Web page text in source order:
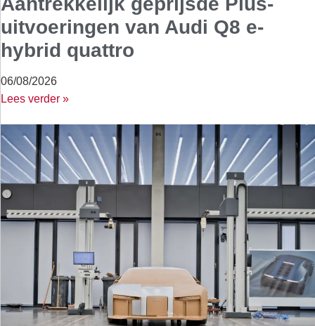
uitvoeringen van Audi Q8 e-
hybrid quattro
06/08/2026
Lees verder »